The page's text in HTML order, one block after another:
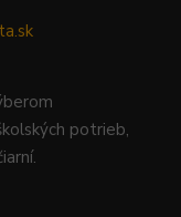
potrieb,